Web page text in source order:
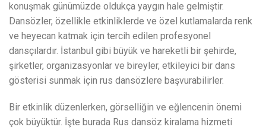
konuşmak günümüzde oldukça yaygın hale gelmiştir.
Dansözler, özellikle etkinliklerde ve özel kutlamalarda renk
ve heyecan katmak için tercih edilen profesyonel
dansçılardır. İstanbul gibi büyük ve hareketli bir şehirde,
şirketler, organizasyonlar ve bireyler, etkileyici bir dans
gösterisi sunmak için rus dansözlere başvurabilirler.
Bir etkinlik düzenlerken, görselliğin ve eğlencenin önemi
çok büyüktür. İşte burada Rus dansöz kiralama hizmeti